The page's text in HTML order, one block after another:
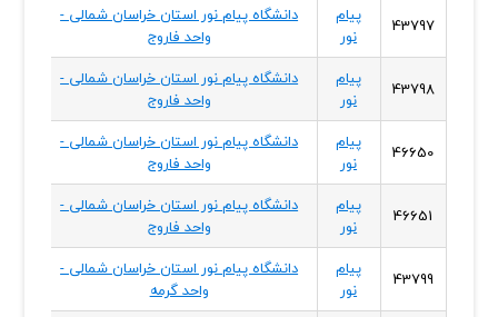
43797
پیام
نور
دانشگاه پیام نور استان خراسان شمالی -
واحد فاروج
43798
پیام
نور
دانشگاه پیام نور استان خراسان شمالی -
واحد فاروج
46650
پیام
نور
دانشگاه پیام نور استان خراسان شمالی -
واحد فاروج
46651
پیام
نور
دانشگاه پیام نور استان خراسان شمالی -
واحد فاروج
43799
پیام
نور
دانشگاه پیام نور استان خراسان شمالی -
واحد گرمه